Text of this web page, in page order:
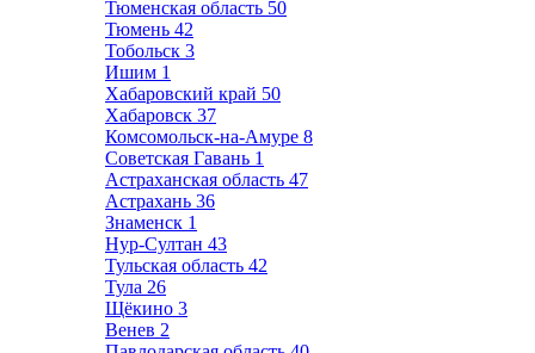
Тюменская область 50
Тюмень 42
Тобольск 3
Ишим 1
Хабаровский край 50
Хабаровск 37
Комсомольск-на-Амуре 8
Советская Гавань 1
Астраханская область 47
Астрахань 36
Знаменск 1
Нур-Султан 43
Тульская область 42
Тула 26
Щёкино 3
Венев 2